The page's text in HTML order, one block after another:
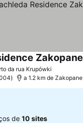
da rua Krupówki
Zakopane
a 1.2 km de
de 10 sites